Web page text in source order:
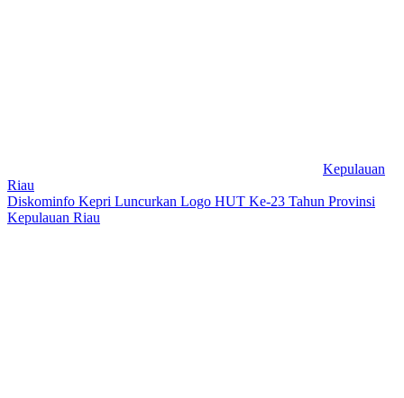
Kepulauan
Riau
Diskominfo Kepri Luncurkan Logo HUT Ke-23 Tahun Provinsi
Kepulauan Riau